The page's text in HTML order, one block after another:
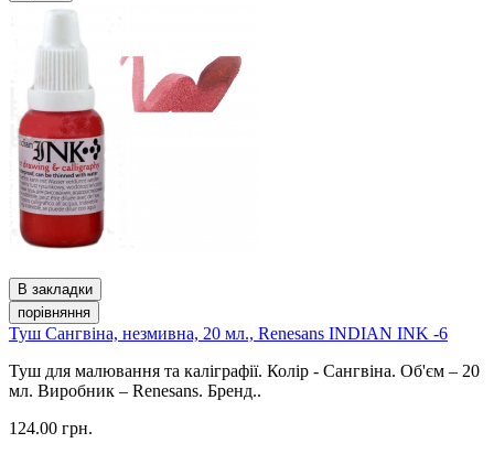
В закладки
порівняння
Туш Сангвіна, незмивна, 20 мл., Renesans INDIAN INK -6
Туш для малювання та каліграфії. Колір - Сангвіна. Об'єм – 20
мл. Виробник – Renesans. Бренд..
124.00 грн.